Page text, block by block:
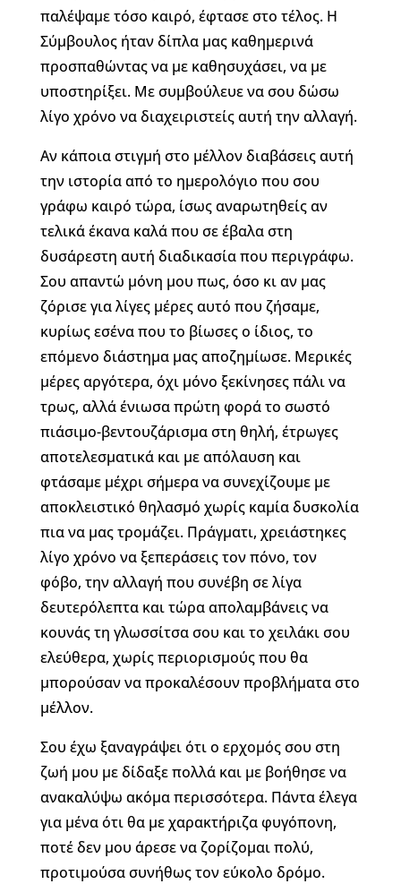
παλέψαμε τόσο καιρό, έφτασε στο τέλος. Η
Σύμβουλος ήταν δίπλα μας καθημερινά
προσπαθώντας να με καθησυχάσει, να με
υποστηρίξει. Με συμβούλευε να σου δώσω
λίγο χρόνο να διαχειριστείς αυτή την αλλαγή.
Αν κάποια στιγμή στο μέλλον διαβάσεις αυτή
την ιστορία από το ημερολόγιο που σου
γράφω καιρό τώρα, ίσως αναρωτηθείς αν
τελικά έκανα καλά που σε έβαλα στη
δυσάρεστη αυτή διαδικασία που περιγράφω.
Σου απαντώ μόνη μου πως, όσο κι αν μας
ζόρισε για λίγες μέρες αυτό που ζήσαμε,
κυρίως εσένα που το βίωσες ο ίδιος, το
επόμενο διάστημα μας αποζημίωσε. Μερικές
μέρες αργότερα, όχι μόνο ξεκίνησες πάλι να
τρως, αλλά ένιωσα πρώτη φορά το σωστό
πιάσιμο-βεντουζάρισμα στη θηλή, έτρωγες
αποτελεσματικά και με απόλαυση και
φτάσαμε μέχρι σήμερα να συνεχίζουμε με
αποκλειστικό θηλασμό χωρίς καμία δυσκολία
πια να μας τρομάζει. Πράγματι, χρειάστηκες
λίγο χρόνο να ξεπεράσεις τον πόνο, τον
φόβο, την αλλαγή που συνέβη σε λίγα
δευτερόλεπτα και τώρα απολαμβάνεις να
κουνάς τη γλωσσίτσα σου και το χειλάκι σου
ελεύθερα, χωρίς περιορισμούς που θα
μπορούσαν να προκαλέσουν προβλήματα στο
μέλλον.
Σου έχω ξαναγράψει ότι ο ερχομός σου στη
ζωή μου με δίδαξε πολλά και με βοήθησε να
ανακαλύψω ακόμα περισσότερα. Πάντα έλεγα
για μένα ότι θα με χαρακτήριζα φυγόπονη,
ποτέ δεν μου άρεσε να ζορίζομαι πολύ,
προτιμούσα συνήθως τον εύκολο δρόμο.